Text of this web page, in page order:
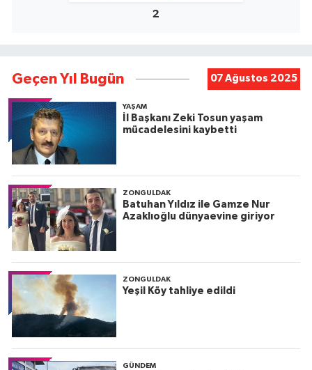
2
Geçen Yıl Bugün 07 Ağustos 2025
YAŞAM
İl Başkanı Zeki Tosun yaşam
mücadelesini kaybetti
ZONGULDAK
Batuhan Yıldız ile Gamze Nur
Azaklıoğlu dünyaevine giriyor
ZONGULDAK
Yeşil Köy tahliye edildi
GÜNDEM